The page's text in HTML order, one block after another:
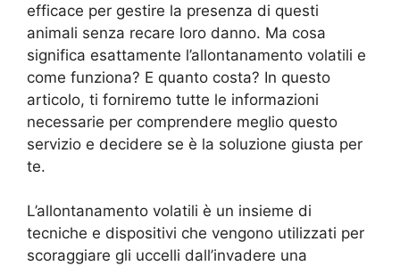
efficace per gestire la presenza di questi
animali senza recare loro danno. Ma cosa
significa esattamente l’allontanamento volatili e
come funziona? E quanto costa? In questo
articolo, ti forniremo tutte le informazioni
necessarie per comprendere meglio questo
servizio e decidere se è la soluzione giusta per
te.
L’allontanamento volatili è un insieme di
tecniche e dispositivi che vengono utilizzati per
scoraggiare gli uccelli dall’invadere una